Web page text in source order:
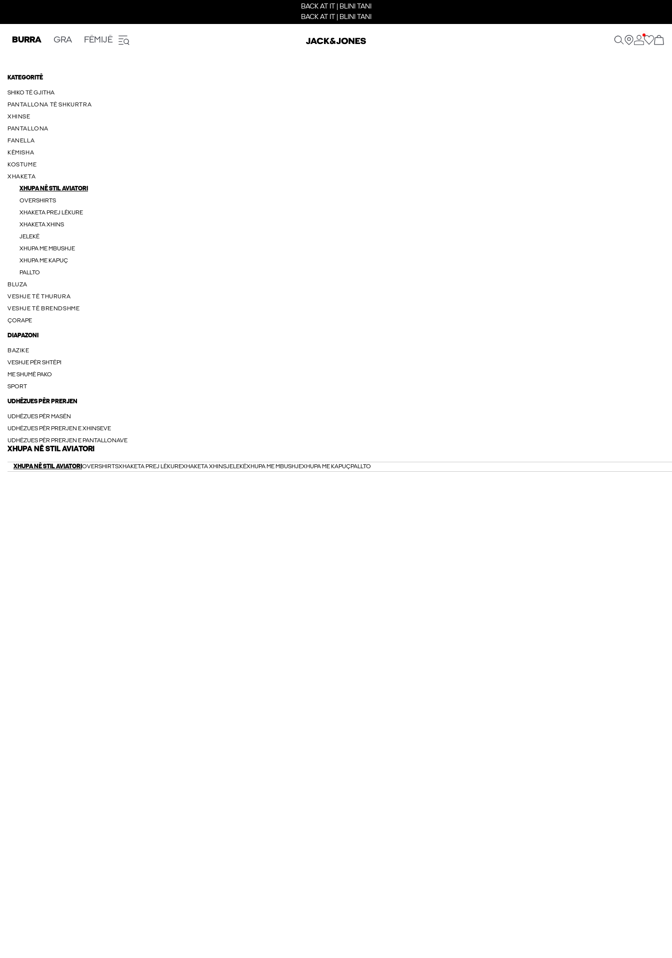
BACK AT IT | BLINI TANI
BACK AT IT | BLINI TANI
BURRA GRA FËMIJË
KATEGORITË
SHIKO TË GJITHA
PANTALLONA TË SHKURTRA
XHINSE
PANTALLONA
FANELLA
KËMISHA
KOSTUME
XHAKETA
XHUPA NË STIL AVIATORI
OVERSHIRTS
XHAKETA PREJ LËKURE
XHAKETA XHINS
JELEKË
XHUPA ME MBUSHJE
XHUPA ME KAPUÇ
PALLTO
BLUZA
VESHJE TË THURURA
VESHJE TË BRENDSHME
ÇORAPE
DIAPAZONI
BAZIKE
VESHJE PËR SHTËPI
ME SHUMË PAKO
SPORT
UDHËZUES PËR PRERJEN
UDHËZUES PËR MASËN
UDHËZUES PËR PRERJEN E XHINSEVE
UDHËZUES PËR PRERJEN E PANTALLONAVE
XHUPA NË STIL AVIATORI
XHUPA NË STIL AVIATORI OVERSHIRTSXHAKETA PREJ LËKUREXHAKETA XHINSJELEKËXHUPA ME MBUSHJEXHUPA ME KAPUÇPALLTO